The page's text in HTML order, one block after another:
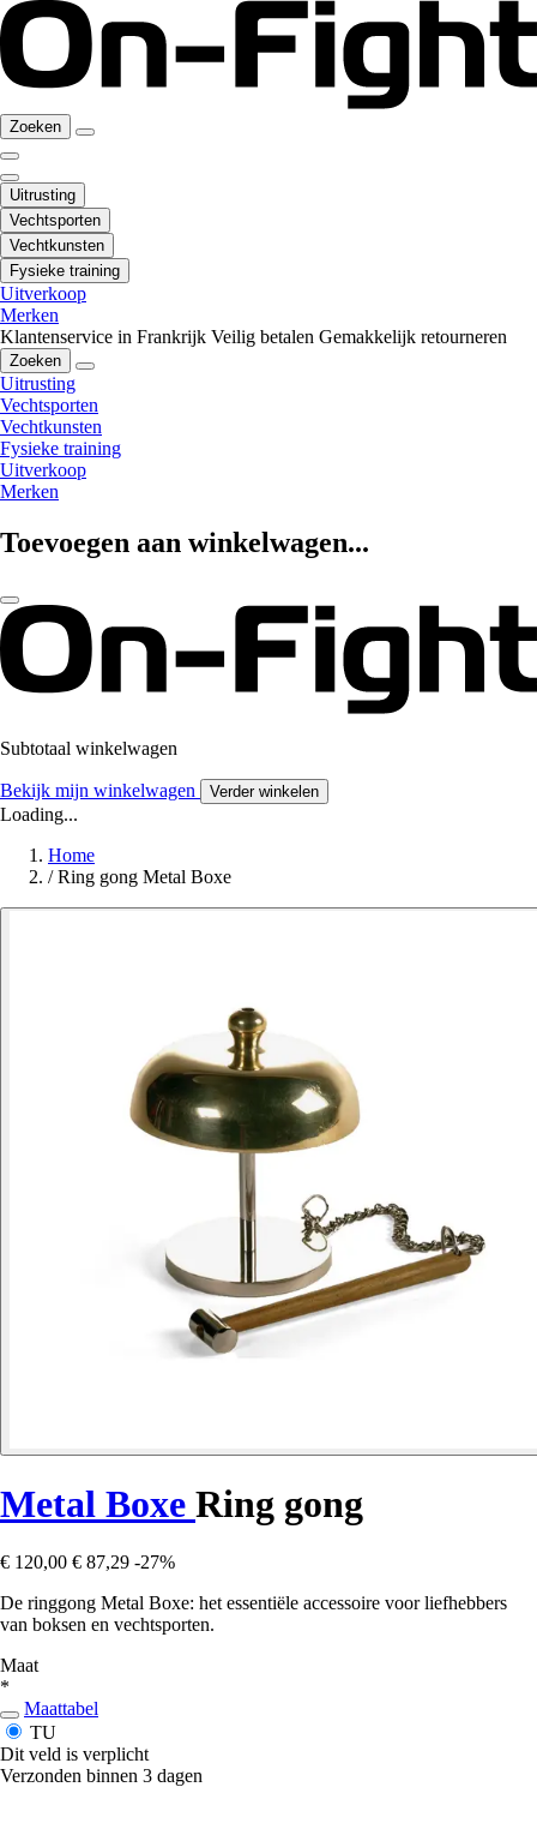
Zoeken
Uitrusting
Vechtsporten
Vechtkunsten
Fysieke training
Uitverkoop
Merken
Klantenservice in Frankrijk Veilig betalen Gemakkelijk retourneren
Zoeken
Uitrusting
Vechtsporten
Vechtkunsten
Fysieke training
Uitverkoop
Merken
Toevoegen aan winkelwagen...
Subtotaal winkelwagen
Bekijk mijn winkelwagen Verder winkelen
Loading...
Home
/ Ring gong Metal Boxe
Metal Boxe Ring gong
€ 120,00 € 87,29 -27%
De ringgong Metal Boxe: het essentiële accessoire voor liefhebbers
van boksen en vechtsporten.
Maat
*
Maattabel
TU
Dit veld is verplicht
Verzonden binnen 3 dagen